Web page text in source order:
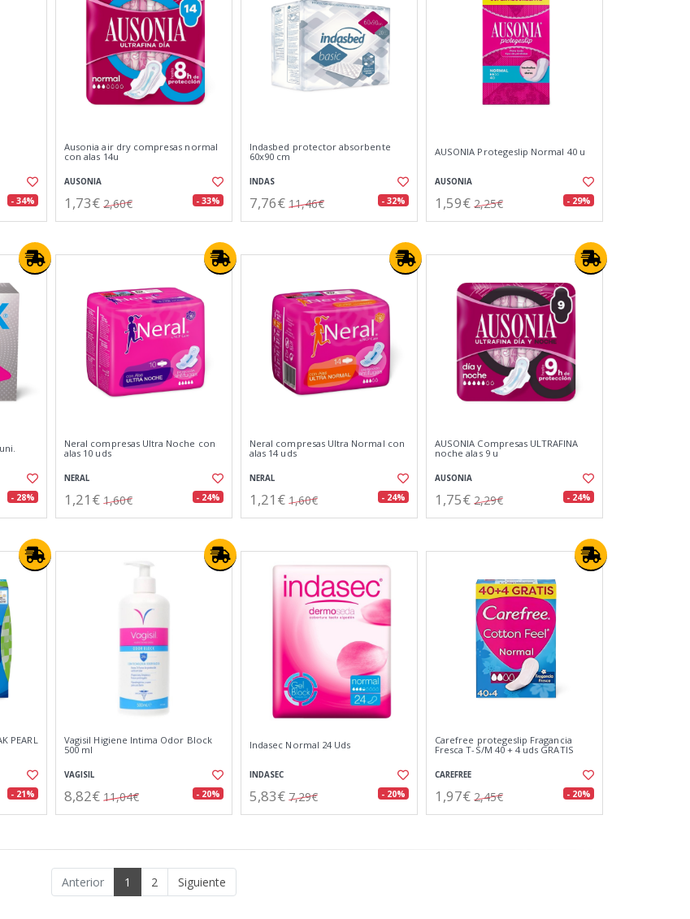
- 34%
Ausonia air dry compresas normal
con alas 14u
AUSONIA
1,73€ 2,60€ - 33%
Indasbed protector absorbente
60x90 cm
INDAS
7,76€ 11,46€ - 32%
AUSONIA Protegeslip Normal 40 u
AUSONIA
1,59€ 2,25€ - 29%
- 28%
Neral compresas Ultra Noche con
alas 10 uds
NERAL
1,21€ 1,60€ - 24%
Neral compresas Ultra Normal con
alas 14 uds
NERAL
1,21€ 1,60€ - 24%
AUSONIA Compresas ULTRAFINA
noche alas 9 u
AUSONIA
1,75€ 2,29€ - 24%
PEARL
- 21%
Vagisil Higiene Intima Odor Block
500 ml
VAGISIL
8,82€ 11,04€ - 20%
Indasec Normal 24 Uds
INDASEC
5,83€ 7,29€ - 20%
Carefree protegeslip Fragancia
Fresca T-S/M 40 + 4 uds GRATIS
CAREFREE
1,97€ 2,45€ - 20%
Anterior 1 2 Siguiente